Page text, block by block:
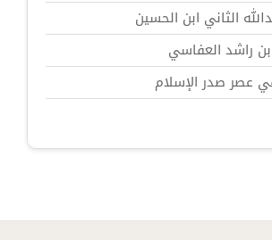
الثاني ابن الحسين
راشد العفاسي
عصر صدر الإسلام